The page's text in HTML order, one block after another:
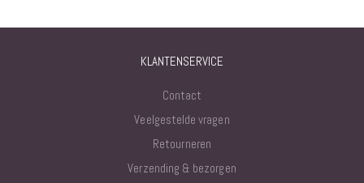
KLANTENSERVICE
Contact
Veelgestelde vragen
Retourneren
Verzending & bezorgen